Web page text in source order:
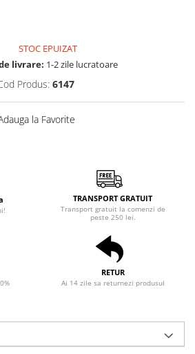
STOC EPUIZAT
livrare: 1-2 zile lucratoare
Produs: 6147
la Favorite
TRANSPORT GRATUIT
Transport gratuit la comenzi de
peste 250 lei.
RETUR
Ai 14 zile sa returnezi produsul